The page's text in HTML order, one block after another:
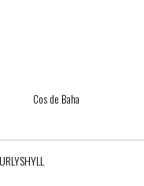
Cos de Baha